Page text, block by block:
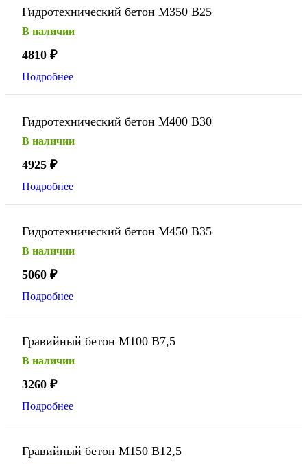
Гидротехнический бетон М350 В25
В наличии
4810 ₽
Подробнее
Гидротехнический бетон М400 В30
В наличии
4925 ₽
Подробнее
Гидротехнический бетон М450 В35
В наличии
5060 ₽
Подробнее
Гравийный бетон М100 В7,5
В наличии
3260 ₽
Подробнее
Гравийный бетон М150 В12,5